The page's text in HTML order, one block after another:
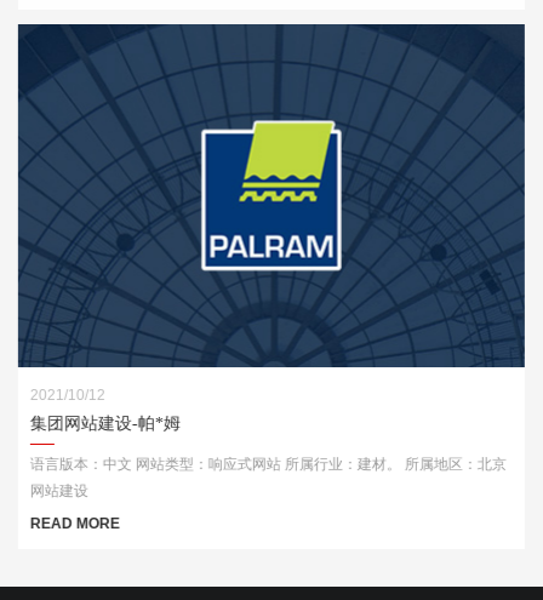
2021/10/12
集团网站建设-帕*姆
语言版本：中文 网站类型：响应式网站 所属行业：建材。 所属地区：北京
网站建设
READ MORE